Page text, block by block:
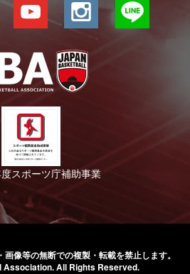
スポーツ庁補助事業
画像等の無断での複製・転載を禁止します。
Association.All Rights Reserved.